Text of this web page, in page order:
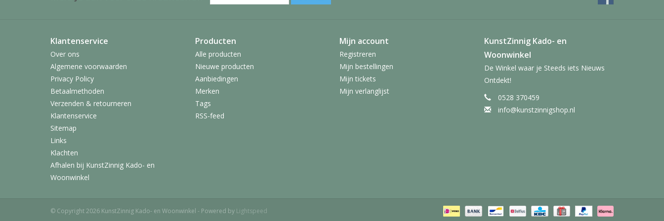
Klantenservice
Over ons
Algemene voorwaarden
Privacy Policy
Betaalmethoden
Verzenden & retourneren
Klantenservice
Sitemap
Links
Klachten
Afhalen bij KunstZinnig Kado- en
Woonwinkel
Producten
Alle producten
Nieuwe producten
Aanbiedingen
Merken
Tags
RSS-feed
Mijn account
Registreren
Mijn bestellingen
Mijn tickets
Mijn verlanglijst
KunstZinnig Kado- en
Woonwinkel
De Winkel waar je Steeds iets Nieuws
Ontdekt!
0528 370459
info@kunstzinnigshop.nl
© Copyright 2026 KunstZinnig Kado- en Woonwinkel - Powered by Lightspeed